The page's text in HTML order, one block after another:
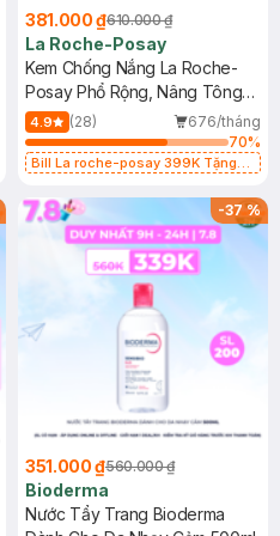
381.000 ₫610.000 ₫
La Roche-Posay
Kem Chống Nắng La Roche-
Posay Phổ Rộng, Nâng Tông
Kiềm Dầu 50ml
4.9 (28)
676/tháng
70%
Bill La roche-posay 399K Tặng
(SL có hạn)
-37%
351.000 ₫560.000 ₫
Bioderma
Nước Tẩy Trang Bioderma